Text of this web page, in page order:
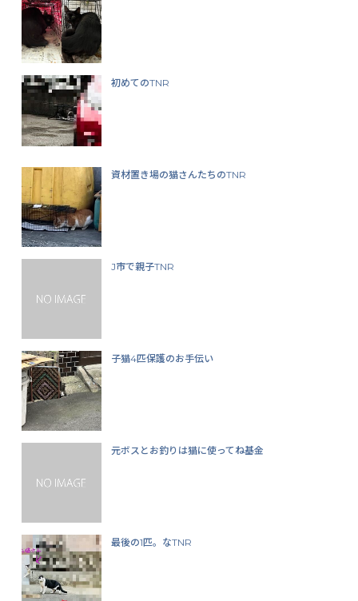
初めてのTNR
資材置き場の猫さんたちのTNR
J市で親子TNR
子猫4匹保護のお手伝い
元ボスとお釣りは猫に使ってね基金
最後の1匹。なTNR